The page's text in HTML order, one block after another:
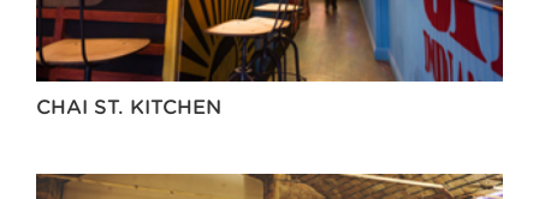
CHAI ST. KITCHEN